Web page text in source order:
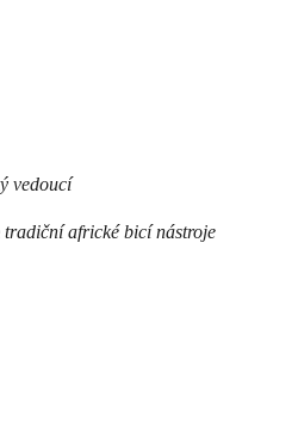
vedoucí
tradiční africké bicí nástroje